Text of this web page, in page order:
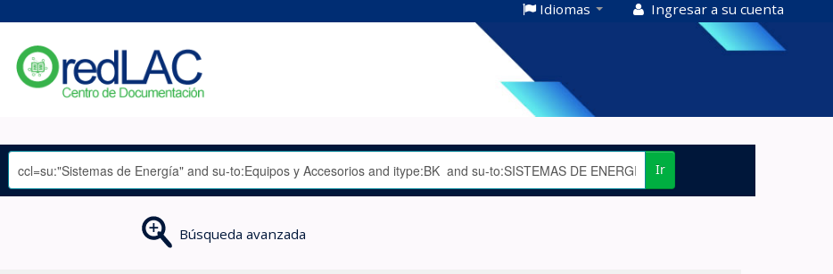
Idiomas Ingresar a su cuenta
Ir
Búsqueda avanzada